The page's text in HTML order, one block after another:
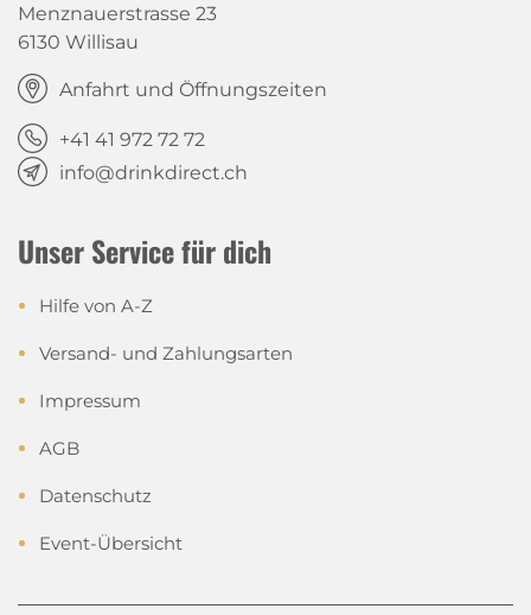
Menznauerstrasse 23
6130 Willisau
Anfahrt und Öffnungszeiten
+41 41 972 72 72
info@drinkdirect.ch
Unser Service für dich
Hilfe von A-Z
Versand- und Zahlungsarten
Impressum
AGB
Datenschutz
Event-Übersicht